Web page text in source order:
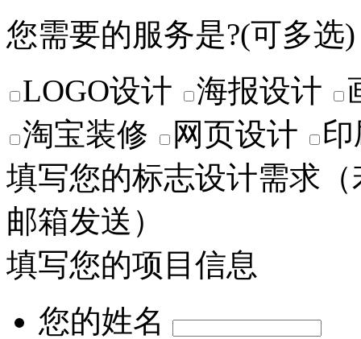
您需要的服务是?(可多选)
LOGO设计
海报设计
淘宝装修
网页设计
填写您的标志设计需求
邮箱发送）
填写您的项目信息
您的姓名